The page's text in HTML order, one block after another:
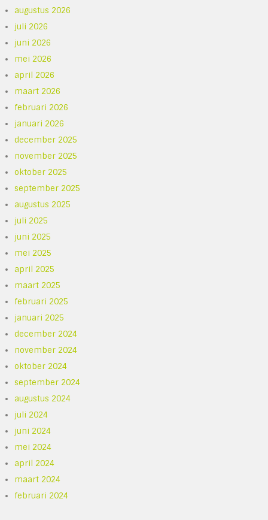
augustus 2026
juli 2026
juni 2026
mei 2026
april 2026
maart 2026
februari 2026
januari 2026
december 2025
november 2025
oktober 2025
september 2025
augustus 2025
juli 2025
juni 2025
mei 2025
april 2025
maart 2025
februari 2025
januari 2025
december 2024
november 2024
oktober 2024
september 2024
augustus 2024
juli 2024
juni 2024
mei 2024
april 2024
maart 2024
februari 2024